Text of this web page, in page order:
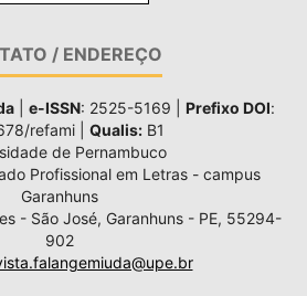
/ ENDEREÇO
| e-ISSN: 2525-5169 | Prefixo DOI:
refami | Qualis: B1
de Pernambuco
Profissional em Letras - campus
Garanhuns
- São José, Garanhuns - PE, 55294-
902